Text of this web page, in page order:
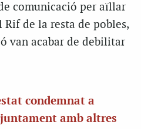
comunicació per aïllar
de la resta de pobles,
van acabar de debilitar
condemnat a
amb altres